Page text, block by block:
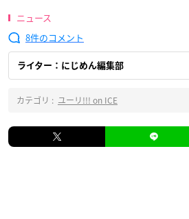
ニュース
8
ライター：にじめん編集部
カテゴリ : ユーリ!!! on ICE